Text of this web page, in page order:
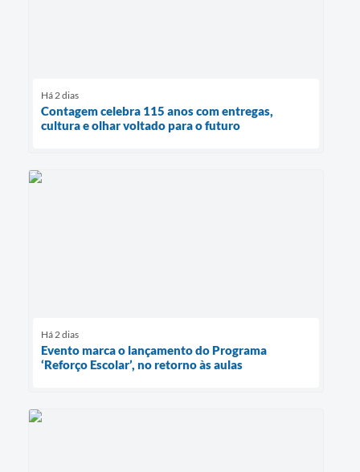
Há 2 dias
Contagem celebra 115 anos com entregas,
cultura e olhar voltado para o futuro
Há 2 dias
Evento marca o lançamento do Programa
‘Reforço Escolar’, no retorno às aulas